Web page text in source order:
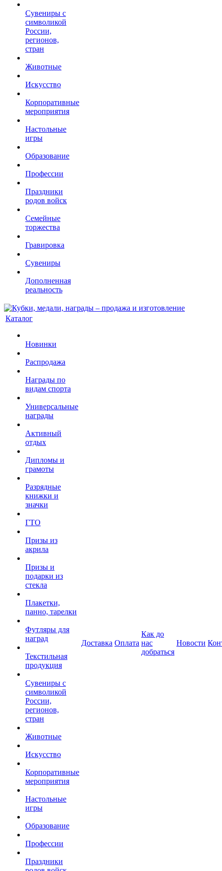
Сувениры с
символикой
России,
регионов,
стран
Животные
Искусство
Корпоративные
мероприятия
Настольные
игры
Образование
Профессии
Праздники
родов войск
Семейные
торжества
Гравировка
Сувениры
Дополненная
реальность
Каталог
Новинки
Распродажа
Награды по
видам спорта
Универсальные
награды
Активный
отдых
Дипломы и
грамоты
Разрядные
книжки и
значки
ГТО
Призы из
акрила
Призы и
подарки из
стекла
Плакетки,
панно, тарелки
Футляры для
наград
Текстильная
продукция
Сувениры с
символикой
России,
регионов,
стран
Животные
Искусство
Корпоративные
мероприятия
Настольные
игры
Образование
Профессии
Праздники
Доставка Оплата
Как до
нас
добраться
Новости